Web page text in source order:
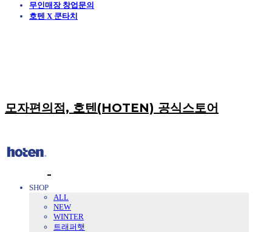
무인매장 창업문의
호텐 X 쿤타치
모자편의점, 호텐(HOTEN) 공식스토어
SHOP
ALL
NEW
WINTER
트래퍼햇